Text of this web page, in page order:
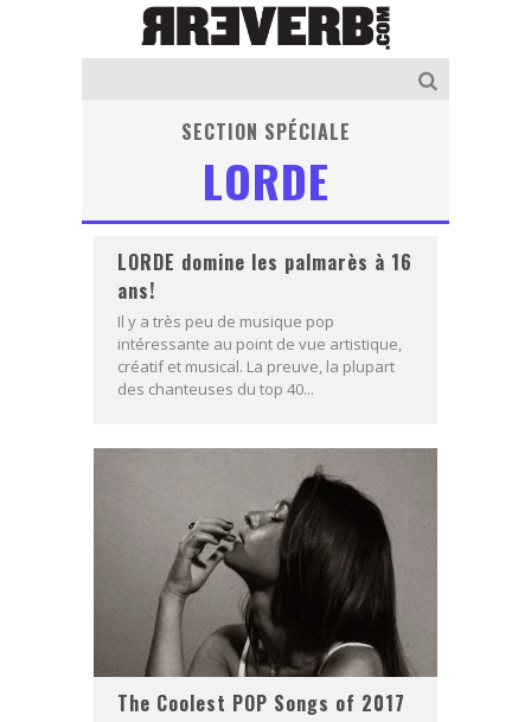
SECTION SPÉCIALE
LORDE
LORDE domine les palmarès à 16
ans!
Il y a très peu de musique pop
intéressante au point de vue artistique,
créatif et musical. La preuve, la plupart
des chanteuses du top 40...
The Coolest POP Songs of 2017